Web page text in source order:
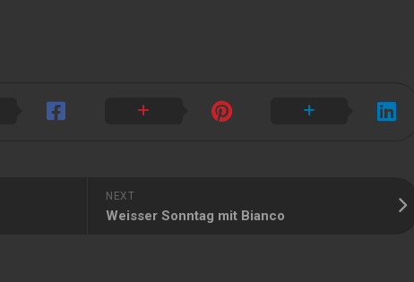
NEXT
Weisser Sonntag mit Bianco